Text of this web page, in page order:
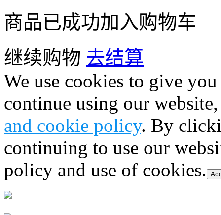
商品已成功加入购物车
继续购物 去结算
We use cookies to give
continue using our
and cookie policy. By
continuing to use our
policy and use of cookies.